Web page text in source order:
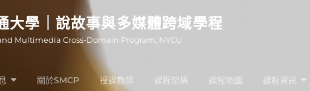
大學｜說故事與多媒體跨域學程
Multimedia Cross-Domain Program, NYCU
關於SMCP 授課教師 課程架構 課程地圖 課程資訊